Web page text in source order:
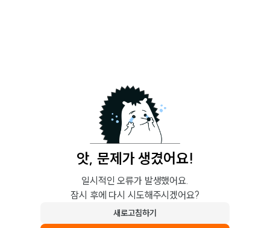
앗, 문제가 생겼어요!
일시적인 오류가 발생했어요.
잠시 후에 다시 시도해주시겠어요?
새로고침하기